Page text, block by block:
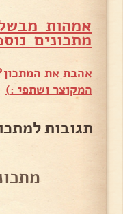
אמהות
מתכונים
אהבת את
המקוצר ושתפי :)
תגובות